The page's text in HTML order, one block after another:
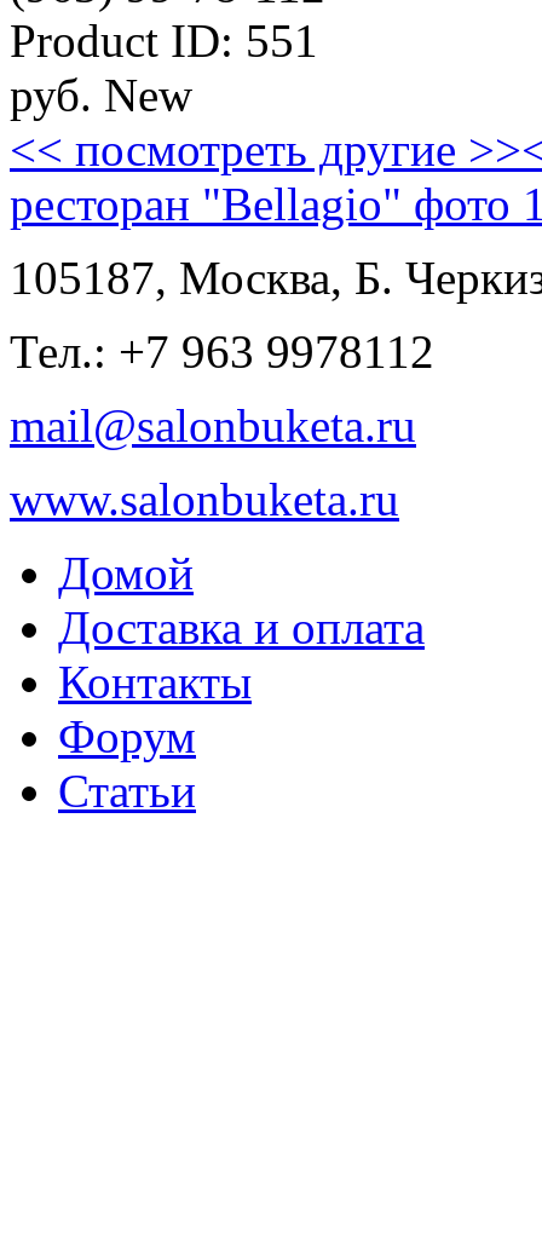
Product ID: 551
руб. New
<< посмотреть другие >>
ресторан "Bellagio" фото
105187, Москва, Б.
Тел.: +7 963 9978112
mail@salonbuketa.ru
www.salonbuketa.ru
Домой
Доставка и оплата
Контакты
Форум
Статьи